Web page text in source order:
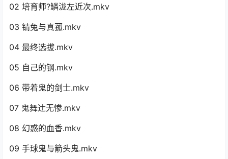
02 培育师?鳞泷左近次.mkv
03 锖兔与真菰.mkv
04 最终选拔.mkv
05 自己的钢.mkv
06 带着鬼的剑士.mkv
07 鬼舞辻无惨.mkv
08 幻惑的血香.mkv
09 手球鬼与箭头鬼.mkv